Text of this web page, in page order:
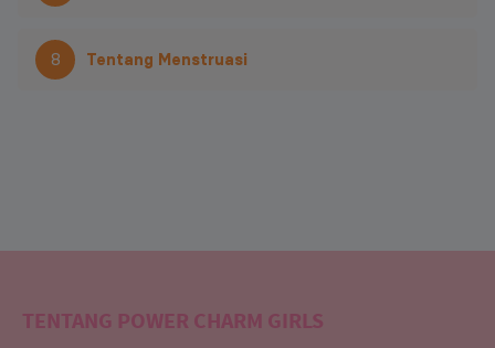
8 Tentang Menstruasi
TENTANG POWER CHARM GIRLS